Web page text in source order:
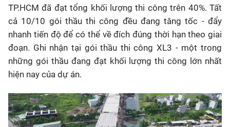
TP.HCM đã đạt tổng khối lượng thi công trên 40%. Tất
cả 10/10 gói thầu thi công đều đang tăng tốc - đẩy
nhanh tiến độ để có thể về đích đúng thời hạn theo giai
đoạn. Ghi nhận tại gói thầu thi công XL3 - một trong
những gói thầu đang đạt khối lượng thi công lớn nhất
hiện nay của dự án.